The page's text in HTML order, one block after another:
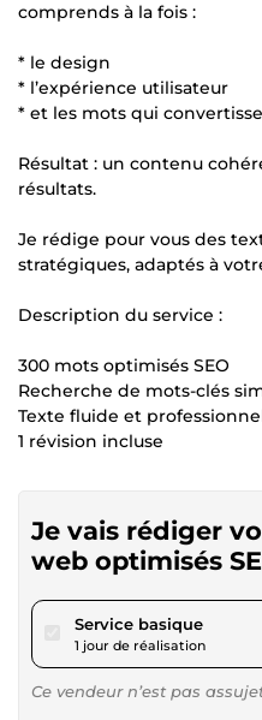
comprends à la fois :
* le design
* l’expérience utilisateur
* et les mots qui
Résultat : un contenu
résultats.
Je rédige pour vous des
stratégiques, adaptés à
Description du service :
300 mots optimisés SEO
Recherche de mots-clés
Texte fluide et
1 révision incluse
Je vais rédiger
web optimisés
Service basiquepour
1 jour de réalisation
Ce vendeur n’est pas